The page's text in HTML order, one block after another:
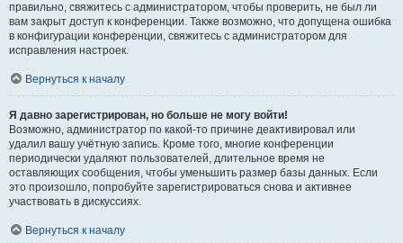
правильно, свяжитесь с администратором, чтобы проверить, не был ли
вам закрыт доступ к конференции. Также возможно, что допущена ошибка
в конфигурации конференции, свяжитесь с администратором для
исправления настроек.
Вернуться к началу
Я давно зарегистрирован, но больше не могу войти!
Возможно, администратор по какой-то причине деактивировал или
удалил вашу учётную запись. Кроме того, многие конференции
периодически удаляют пользователей, длительное время не
оставляющих сообщения, чтобы уменьшить размер базы данных. Если
это произошло, попробуйте зарегистрироваться снова и активнее
участвовать в дискуссиях.
Вернуться к началу